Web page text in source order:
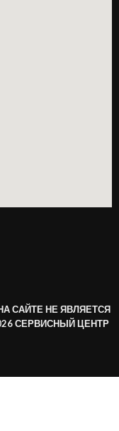
САЙТЕ НЕ ЯВЛЯЕТСЯ
СЕРВИСНЫЙ ЦЕНТР